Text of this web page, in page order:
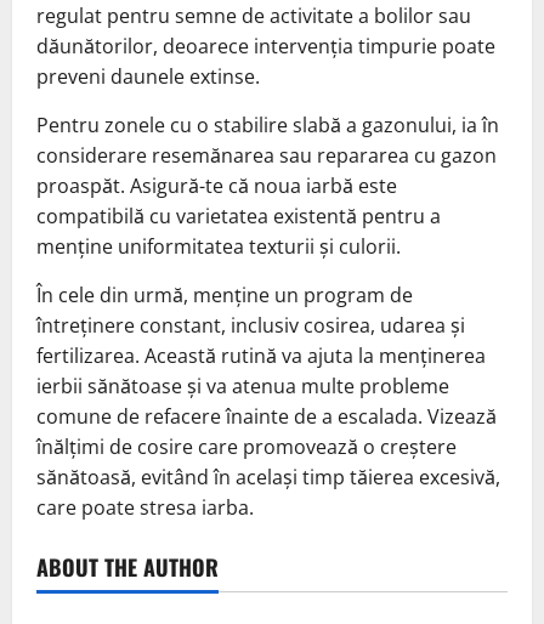
regulat pentru semne de activitate a bolilor sau
dăunătorilor, deoarece intervenția timpurie poate
preveni daunele extinse.
Pentru zonele cu o stabilire slabă a gazonului, ia în
considerare resemănarea sau repararea cu gazon
proaspăt. Asigură-te că noua iarbă este
compatibilă cu varietatea existentă pentru a
menține uniformitatea texturii și culorii.
În cele din urmă, menține un program de
întreținere constant, inclusiv cosirea, udarea și
fertilizarea. Această rutină va ajuta la menținerea
ierbii sănătoase și va atenua multe probleme
comune de refacere înainte de a escalada. Vizează
înălțimi de cosire care promovează o creștere
sănătoasă, evitând în același timp tăierea excesivă,
care poate stresa iarba.
ABOUT THE AUTHOR